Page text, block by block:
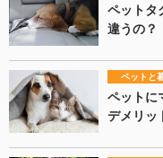
ペットタ
違うの？
ペットと
ペットに
デメリッ